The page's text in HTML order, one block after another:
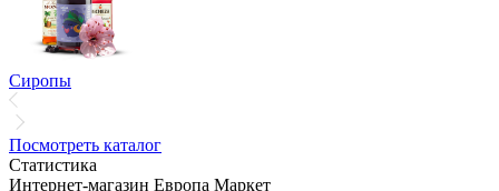
Сиропы
Посмотреть каталог
Статистика
Интернет-магазин Европа Маркет